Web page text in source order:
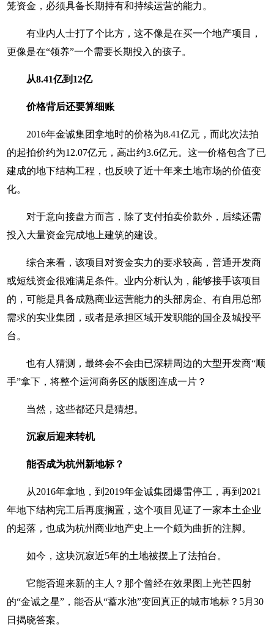
笼资金，必须具备长期持有和持续运营的能力。
有业内人士打了个比方，这不像是在买一个地产项目，
更像是在“领养”一个需要长期投入的孩子。
从8.41亿到12亿
价格背后还要算细账
2016年金诚集团拿地时的价格为8.41亿元，而此次法拍
的起拍价约为12.07亿元，高出约3.6亿元。这一价格包含了已
建成的地下结构工程，也反映了近十年来土地市场的价值变
化。
对于意向接盘方而言，除了支付拍卖价款外，后续还需
投入大量资金完成地上建筑的建设。
综合来看，该项目对资金实力的要求较高，普通开发商
或短线资金很难满足条件。业内分析认为，能够接手该项目
的，可能是具备成熟商业运营能力的头部房企、有自用总部
需求的实业集团，或者是承担区域开发职能的国企及城投平
台。
也有人猜测，最终会不会由已深耕周边的大型开发商“顺
手”拿下，将整个运河商务区的版图连成一片？
当然，这些都还只是猜想。
沉寂后迎来转机
能否成为杭州新地标？
从2016年拿地，到2019年金诚集团爆雷停工，再到2021
年地下结构完工后再度搁置，这个项目见证了一家本土企业
的起落，也成为杭州商业地产史上一个颇为曲折的注脚。
如今，这块沉寂近5年的土地被摆上了法拍台。
它能否迎来新的主人？那个曾经在效果图上光芒四射
的“金诚之星”，能否从“蓄水池”变回真正的城市地标？5月30
日揭晓答案。